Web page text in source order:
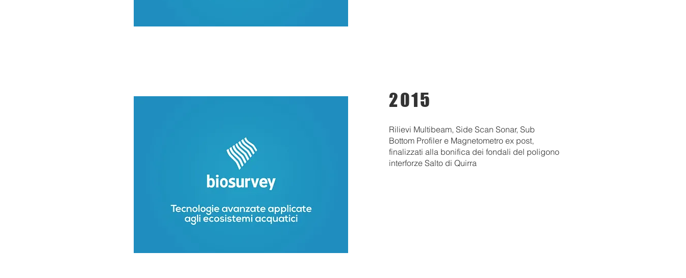
2015
Rilievi Multibeam, Side Scan Sonar, Sub
Bottom Profiler e Magnetometro ex post,
finalizzati alla bonifica dei fondali del poligono
interforze Salto di Quirra